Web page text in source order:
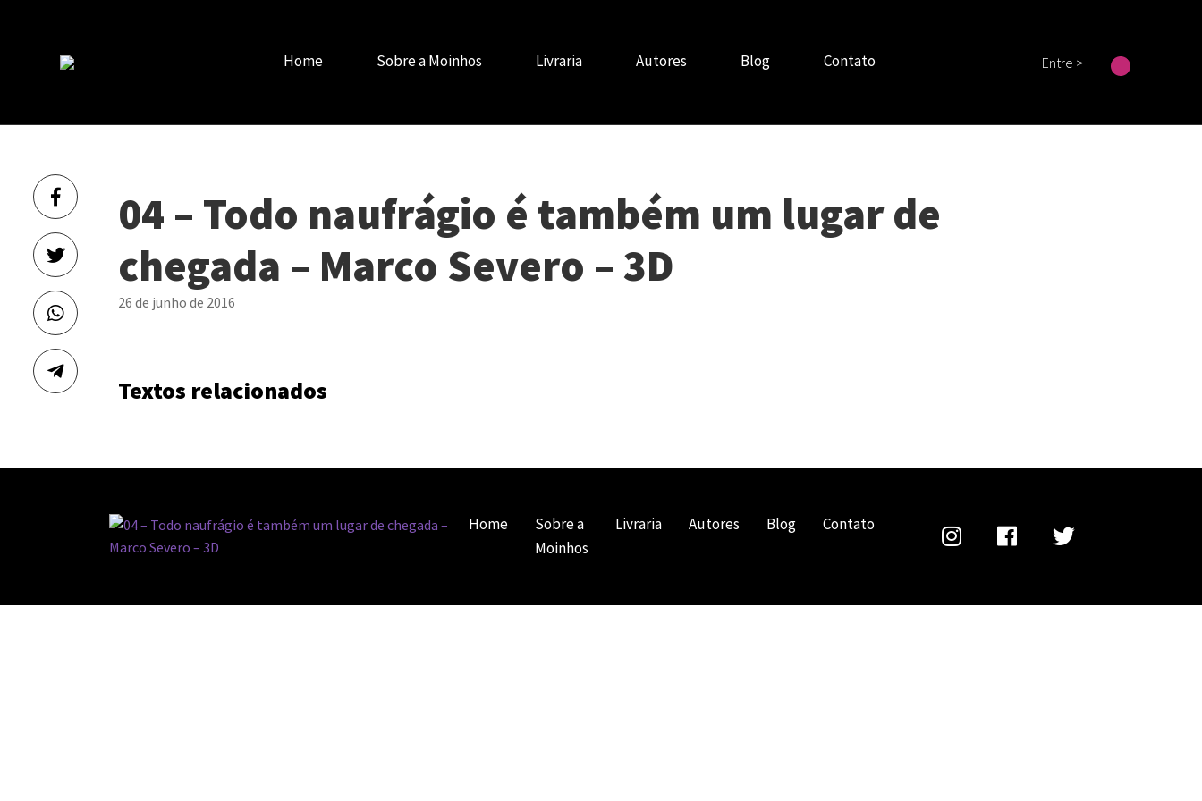
Home Sobre a Moinhos Livraria Autores Blog Contato Entre >
04 – Todo naufrágio é também um lugar de
chegada – Marco Severo – 3D
26 de junho de 2016
Textos relacionados
Home
Sobre a
Moinhos
Livraria Autores Blog Contato